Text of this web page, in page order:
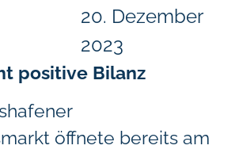
20. Dezember
2023
positive Bilanz
öffnete bereits am